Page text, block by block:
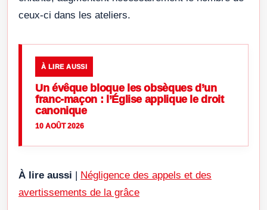
ceux-ci dans les ateliers.
À LIRE AUSSI
Un évêque bloque les obsèques d’un
franc-maçon : l’Église applique le droit
canonique
10 AOÛT 2026
À lire aussi
Négligence des appels et des
avertissements de la grâce